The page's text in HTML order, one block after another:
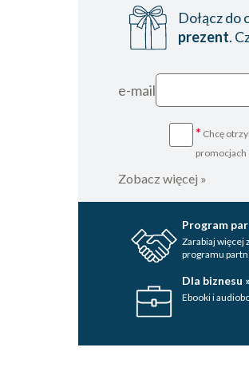
Dołącz do
prezent.
e-mail
* Chcę
promocjach
Zobacz więcej »
Program
Zarabiaj więcej
programu
Dla biznesu
Ebooki i